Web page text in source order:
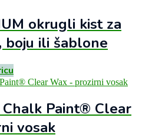
okrugli kist za
boju ili šablone
Paint® Clear
vosak